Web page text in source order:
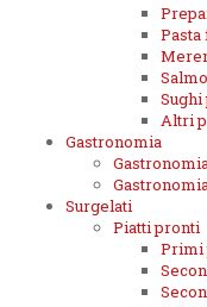
Pasta
Altri
Gastronomia
Surgelati
Piatti pronti
Primi